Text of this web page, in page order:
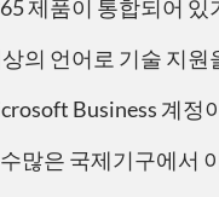
제품이 통합되어 있
의 언어로 기술 지
Business 계정
많은 국제기구에서